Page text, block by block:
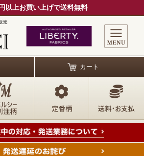
以上お買い上げで送料無料
売
カート